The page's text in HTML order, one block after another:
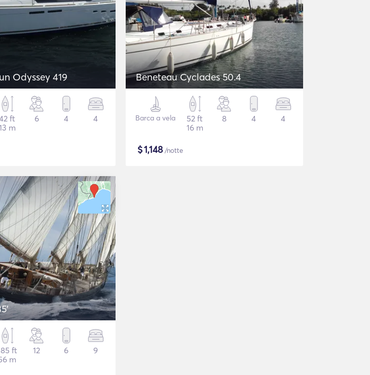
Odyssey 419
ft
m
6 4 4
Beneteau Cyclades 50.4
Barca a vela
52 ft
16 m
8 4 4
$1,148/notte
ft
m
12 6 9